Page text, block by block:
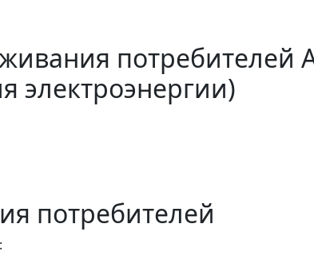
потребителей
электроэнергии)
потребителей